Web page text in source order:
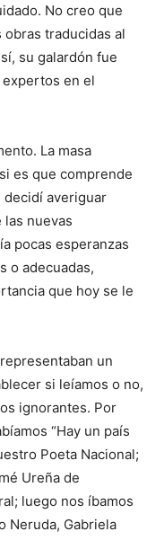
No creo que
traducidas al
su galardón fue
en el
La masa
es que comprende
decidí averi­guar
nuevas
pocas esperanzas
o adecuadas,
que hoy se le
un
si leíamos o no,
ig­norantes. Por
“Hay un país
Poeta Nacional;
Ureña de
luego nos íbamos
Neruda, Ga­briela